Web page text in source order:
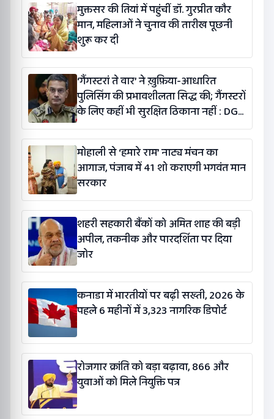
मुक्तसर की तियां में पहुंचीं डॉ. गुरप्रीत कौर
मान, महिलाओं ने चुनाव की तारीख पूछनी
शुरू कर दी
‘गैंगस्टरां ते वार’ ने ख़ुफ़िया-आधारित
पुलिसिंग की प्रभावशीलता सिद्ध की; गैंगस्टरों
के लिए कहीं भी सुरक्षित ठिकाना नहीं : DGP
गौरव यादव
मोहाली से ‘हमारे राम’ नाट्य मंचन का
आगाज, पंजाब में 41 शो कराएगी भगवंत मान
सरकार
शहरी सहकारी बैंकों को अमित शाह की बड़ी
अपील, तकनीक और पारदर्शिता पर दिया
जोर
कनाडा में भारतीयों पर बढ़ी सख्ती, 2026 के
पहले 6 महीनों में 3,323 नागरिक डिपोर्ट
रोजगार क्रांति को बड़ा बढ़ावा, 866 और
युवाओं को मिले नियुक्ति पत्र